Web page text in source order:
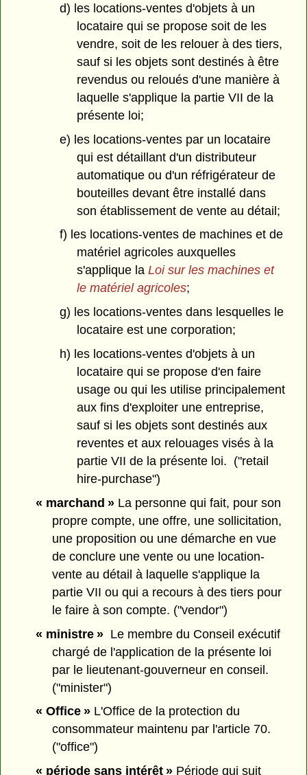
d) les locations-ventes d'objets à un
locataire qui se propose soit de les
vendre, soit de les relouer à des tiers,
sauf si les objets sont destinés à être
revendus ou reloués d'une manière à
laquelle s'applique la partie VII de la
présente loi;
e) les locations-ventes par un locataire
qui est détaillant d'un distributeur
automatique ou d'un réfrigérateur de
bouteilles devant être installé dans
son établissement de vente au détail;
f) les locations-ventes de machines et de
matériel agricoles auxquelles
s'applique la Loi sur les machines et
le matériel agricoles;
g) les locations-ventes dans lesquelles le
locataire est une corporation;
h) les locations-ventes d'objets à un
locataire qui se propose d'en faire
usage ou qui les utilise principalement
aux fins d'exploiter une entreprise,
sauf si les objets sont destinés aux
reventes et aux relouages visés à la
partie VII de la présente loi. ("retail
hire-purchase")
« marchand »La personne qui fait, pour son
propre compte, une offre, une sollicitation,
une proposition ou une démarche en vue
de conclure une vente ou une location-
vente au détail à laquelle s'applique la
partie VII ou qui a recours à des tiers pour
le faire à son compte. ("vendor")
« ministre »Le membre du Conseil exécutif
chargé de l'application de la présente loi
par le lieutenant-gouverneur en conseil.
("minister")
« Office »L'Office de la protection du
consommateur maintenu par l'article 70.
("office")
« période sans intérêt »Période qui suit